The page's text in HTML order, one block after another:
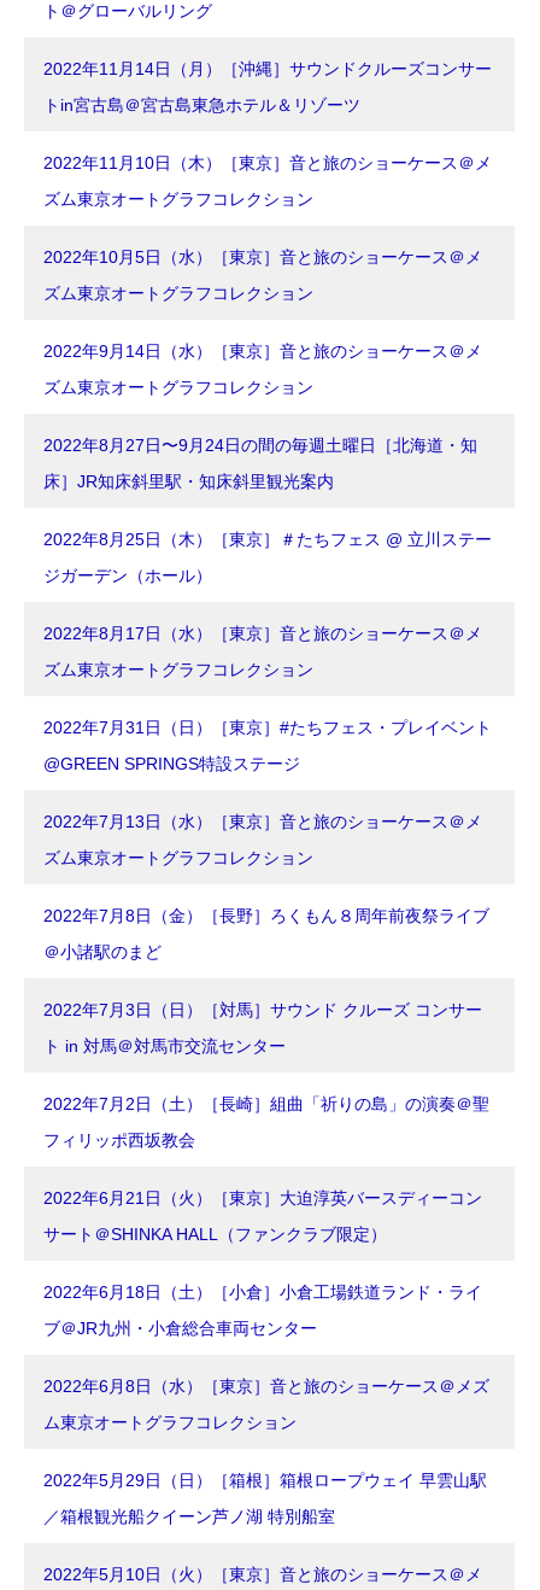
ト＠グローバルリング
2022年11月14日（月）［沖縄］サウンドクルーズコンサー
トin宮古島＠宮古島東急ホテル＆リゾーツ
2022年11月10日（木）［東京］音と旅のショーケース＠メ
ズム東京オートグラフコレクション
2022年10月5日（水）［東京］音と旅のショーケース＠メ
ズム東京オートグラフコレクション
2022年9月14日（水）［東京］音と旅のショーケース＠メ
ズム東京オートグラフコレクション
2022年8月27日〜9月24日の間の毎週土曜日［北海道・知
床］JR知床斜里駅・知床斜里観光案内
2022年8月25日（木）［東京］＃たちフェス @ 立川ステー
ジガーデン（ホール）
2022年8月17日（水）［東京］音と旅のショーケース＠メ
ズム東京オートグラフコレクション
2022年7月31日（日）［東京］#たちフェス・プレイベント
@GREEN SPRINGS特設ステージ
2022年7月13日（水）［東京］音と旅のショーケース＠メ
ズム東京オートグラフコレクション
2022年7月8日（金）［長野］ろくもん８周年前夜祭ライブ
＠小諸駅のまど
2022年7月3日（日）［対馬］サウンド クルーズ コンサー
ト in 対馬＠対馬市交流センター
2022年7月2日（土）［長崎］組曲「祈りの島」の演奏＠聖
フィリッポ西坂教会
2022年6月21日（火）［東京］大迫淳英バースディーコン
サート＠SHINKA HALL（ファンクラブ限定）
2022年6月18日（土）［小倉］小倉工場鉄道ランド・ライ
ブ＠JR九州・小倉総合車両センター
2022年6月8日（水）［東京］音と旅のショーケース＠メズ
ム東京オートグラフコレクション
2022年5月29日（日）［箱根］箱根ロープウェイ 早雲山駅
／箱根観光船クイーン芦ノ湖 特別船室
2022年5月10日（火）［東京］音と旅のショーケース＠メ